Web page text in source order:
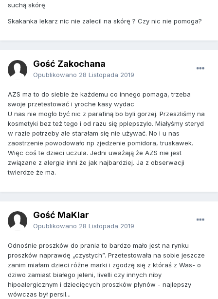
suchą skórę
Skakanka lekarz nic nie zalecil na skórę ? Czy nic nie pomoga?
Gość Zakochana
Opublikowano 28 Listopada 2019
AZS ma to do siebie że każdemu co innego pomaga, trzeba
swoje przetestować i yroche kasy wydac
U nas nie mogło być nic z parafiną bo byli gorzej. Przeszliśmy na
kosmetyki bez też tego i od razu się pplepszylo. Miałyśmy steryd
w razie potrzeby ale starałam się nie używać. No i u nas
zaostrzenie powodowało np zjedzenie pomidora, truskawek.
Więc coś te dzieci uczula. Jedni uważają że AZS nie jest
związane z alergia inni że jak najbardziej. Ja z obserwacji
twierdze że ma.
Gość MaKlar
Opublikowano 28 Listopada 2019
Odnośnie proszków do prania to bardzo mało jest na rynku
proszków naprawdę „czystych”. Przetestowała na sobie jeszcze
zanim miałam dzieci różne marki i zgodzę się z któraś z Was- o
dziwo zamiast białego jeleni, livelli czy innych niby
hipoalergicznym i dziecięcych proszków płynów - najlepszy
wówczas był persil...